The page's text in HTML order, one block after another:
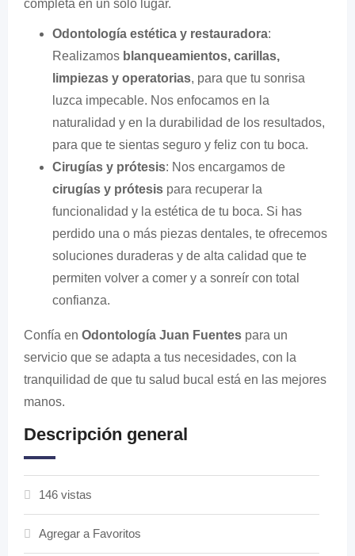
completa en un solo lugar.
Odontología estética y restauradora:
Realizamos blanqueamientos, carillas,
limpiezas y operatorias, para que tu sonrisa
luzca impecable. Nos enfocamos en la
naturalidad y en la durabilidad de los resultados,
para que te sientas seguro y feliz con tu boca.
Cirugías y prótesis: Nos encargamos de
cirugías y prótesis para recuperar la
funcionalidad y la estética de tu boca. Si has
perdido una o más piezas dentales, te ofrecemos
soluciones duraderas y de alta calidad que te
permiten volver a comer y a sonreír con total
confianza.
Confía en Odontología Juan Fuentes para un
servicio que se adapta a tus necesidades, con la
tranquilidad de que tu salud bucal está en las mejores
manos.
Descripción general
146 vistas
Agregar a Favoritos